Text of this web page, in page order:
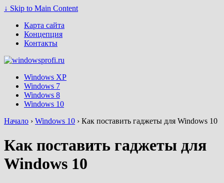
↓ Skip to Main Content
Карта сайта
Концепция
Контакты
Windows XP
Windows 7
Windows 8
Windows 10
Начало › Windows 10 › Как поставить гаджеты для Windows 10
Как поставить гаджеты для
Windows 10